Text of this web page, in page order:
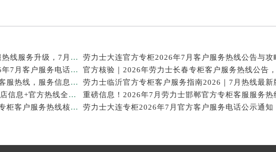
官方信息｜2026年劳力士泉州专柜客服热线服务升级，7月最新专柜名录发布
劳力士大连官方专柜2026年7月客户服务热线公告与攻
重磅通知！劳力士官方专柜中国区2026年7月客户服务电话及信息整合
2026年7月最新｜劳力士上海官方专柜客服热线，服务信息核验版公开
劳力士临沂官方专柜客户服务指南｜门店信息+官方热线全公开，2026年7月最新
2026年7月最新发布｜劳力士昆明官方专柜客户服务热线核验，专柜信息全攻略
劳力士大连专柜2026年7月官方客户服务电话公示通知